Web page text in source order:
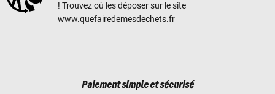
! Trouvez où les déposer sur le site
www.quefairedemesdechets.fr
Paiement simple et sécurisé